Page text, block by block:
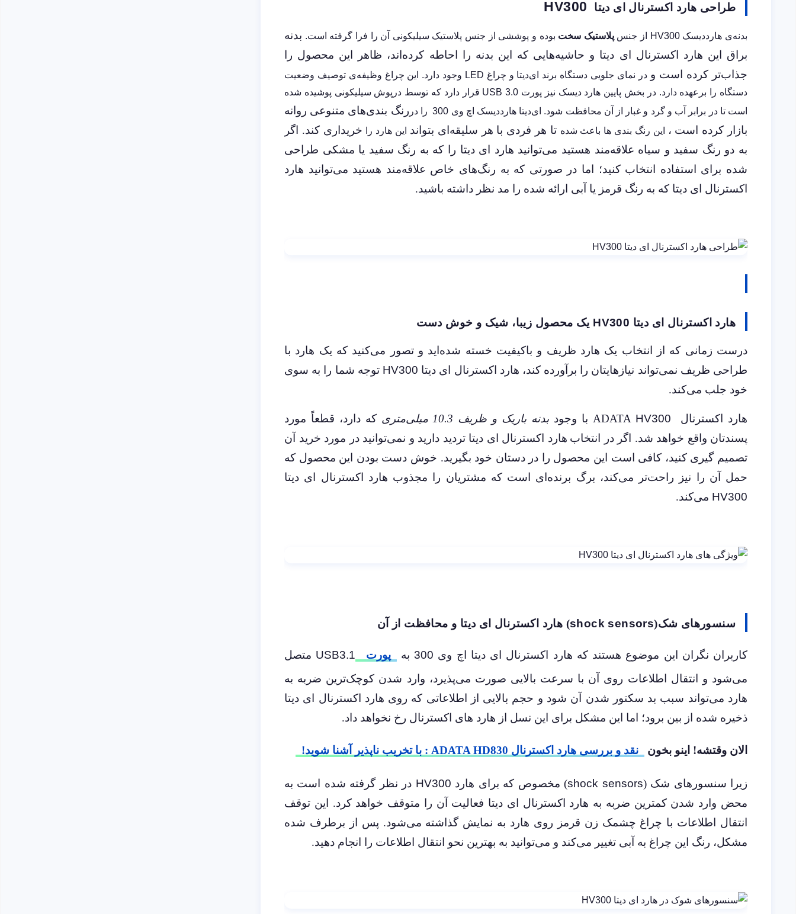
طراحی هارد اکسترنال ای دیتا
بدنه‌ی هارددیسک HV300 از جنس پلاستیک سخت بوده و پوششی از جنس پلاستیک سیلیکونی آن را فرا گرفته است. بدنه
براق این هارد اکسترنال ای دیتا و حاشیه‌هایی که این بدنه را احاطه کرده‌اند، ظاهر این محصول را
جذاب‌تر کرده است و
در نمای جلویی دستگاه برند ای‌دیتا و چراغ LED وجود دارد. این چراغ وظیفه‌ی توصیف وضعیت
دستگاه را برعهده دارد. در بخش پایین هارد دیسک نیز پورت USB 3.0 قرار دارد که توسط درپوش سیلیکونی پوشیده شده
است تا در برابر آب و گرد و غبار از آن محافظت شود. ای‌دیتا هارددیسک اچ وی 300 را در
رنگ بندی‌های متنوعی روانه
بازار کرده است ،
این رنگ بندی ها باعث شده تا هر فردی با هر سلیقه‌ای بتواند این هارد را
خریداری کند. اگر
به دو رنگ سفید و سیاه علاقه‌مند هستید می‌توانید هارد ای دیتا را که به رنگ سفید یا مشکی طراحی
شده برای استفاده انتخاب کنید؛ اما در صورتی که به رنگ‌های خاص علاقه‌مند هستید می‌توانید هارد
اکسترنال ای دیتا که به رنگ قرمز یا آبی ارائه شده را مد نظر داشته باشید.
هارد اکسترنال ای دیتا HV300 یک محصول زیبا، شیک و خوش دست
درست زمانی که از انتخاب یک هارد ظریف و باکیفیت خسته شده‌اید و تصور می‌کنید که یک هارد با
طراحی ظریف نمی‌تواند نیازهایتان را برآورده کند، هارد اکسترنال ای دیتا HV300 توجه شما را به سوی
خود جلب می‌کند.
هارد اکسترنال ADATA HV300 با وجودبدنه باریک و ظریف 10.3 میلی‌متری
که دارد، قطعاً مورد
پسندتان واقع خواهد شد. اگر در انتخاب هارد اکسترنال ای دیتا تردید دارید و نمی‌توانید در مورد خرید آن
تصمیم گیری کنید، کافی است این محصول را در دستان خود بگیرید. خوش دست بودن این محصول که
حمل آن را نیز راحت‌تر می‌کند، برگ برنده‌ای است که مشتریان را مجذوب هارد اکسترنال ای دیتا
HV300 می‌کند.
سنسورهای شک(shock sensors) هارد اکسترنال ای دیتا و محافظت از آن
کاربران نگران این موضوع هستند که هارد اکسترنال ای دیتا اچ وی 300 به پورت USB3.1 متصل
می‌شود و انتقال اطلاعات روی آن با سرعت بالایی صورت می‌پذیرد، وارد شدن کوچک‌ترین ضربه به
هارد می‌تواند سبب بد سکتور شدن آن شود و حجم بالایی از اطلاعاتی که روی هارد اکسترنال ای دیتا
ذخیره شده از بین برود؛ اما این مشکل برای این نسل از هارد های اکسترنال رخ نخواهد داد.
الان وقتشه! اینو بخون نقد و بررسی هارد اکسترنال ADATA HD830 : با تخریب ناپذیر آشنا شوید!
زیرا سنسورهای شک (shock sensors) مخصوص که برای هارد HV300 در نظر گرفته شده است به
محض وارد شدن کمترین ضربه به هارد اکسترنال ای دیتا فعالیت آن را متوقف خواهد کرد. این توقف
انتقال اطلاعات با چراغ چشمک زن قرمز روی هارد به نمایش گذاشته می‌شود. پس از برطرف شده
مشکل، رنگ این چراغ به آبی تغییر می‌کند و می‌توانید به بهترین نحو انتقال اطلاعات را انجام دهید.